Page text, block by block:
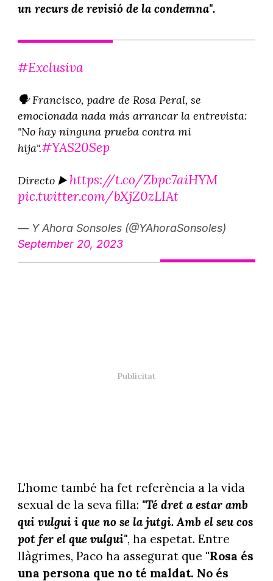
un recurs de revisió de la condemna".
#Exclusiva
🗣️ Francisco, padre de Rosa Peral, se
emocionada nada más arrancar la entrevista:
"No hay ninguna prueba contra mi
hija".#YAS20Sep
Directo ▶️ https://t.co/Zbpc7aiHYM
pic.twitter.com/bXjZ0zLIAt
— Y Ahora Sonsoles (@YAhoraSonsoles)
September 20, 2023
L'home també ha fet referència a la vida
sexual de la seva filla: "Té dret a estar amb
qui vulgui i que no se la jutgi. Amb el seu cos
pot fer el que vulgui", ha espetat. Entre
llàgrimes, Paco ha assegurat que "Rosa és
una persona que no té maldat. No és